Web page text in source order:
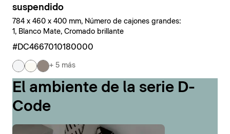
suspendido
784 x 460 x 400 mm, Número de cajones grandes:
1, Blanco Mate, Cromado brillante
#DC4667010180000
+ 5 más
El ambiente de la serie D-
Code